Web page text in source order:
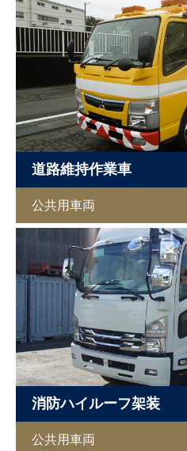
道路維持作業車
公共用車両
消防ハイルーフ架装
公共用車両